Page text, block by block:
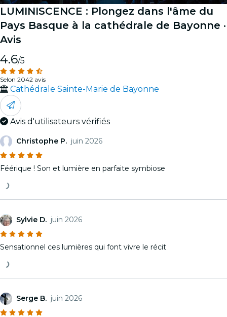
LUMINISCENCE : Plongez dans l'âme du
Pays Basque à la cathédrale de Bayonne ·
Avis
4.6/5
Selon 2042 avis
Cathédrale Sainte-Marie de Bayonne
Avis d'utilisateurs vérifiés
Christophe P. juin 2026
Féérique ! Son et lumière en parfaite symbiose
Sylvie D. juin 2026
Sensationnel ces lumières qui font vivre le récit
Serge B. juin 2026